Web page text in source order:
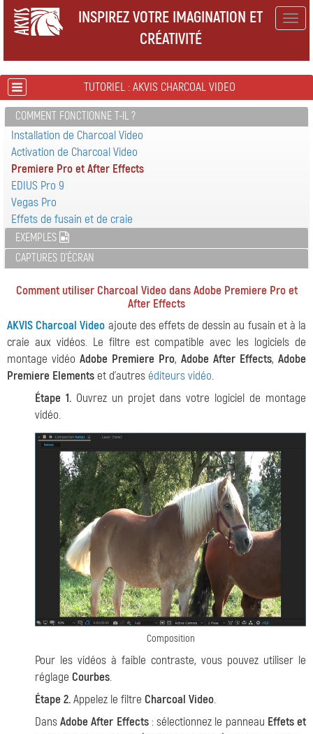
INSPIREZ VOTRE IMAGINATION ET
CRÉATIVITÉ
TUTORIEL : AKVIS CHARCOAL VIDEO
COMMENT FONCTIONNE T-IL ?
Installation de Charcoal Video
Activation de Charcoal Video
Premiere Pro et After Effects
EDIUS Pro 9
Vegas Pro
Effets de fusain et de craie
EXEMPLES
CAPTURES D'ÉCRAN
Comment utiliser Charcoal Video dans Adobe Premiere Pro et
After Effects
AKVIS Charcoal Video ajoute des effets de dessin au fusain et à la
craie aux vidéos. Le filtre est compatible avec les logiciels de
montage vidéo Adobe Premiere Pro, Adobe After Effects, Adobe
Premiere Elements et d'autres éditeurs vidéo.
Étape 1.Ouvrez un projet dans votre logiciel de montage
vidéo.
Composition
Pour les vidéos à faible contraste, vous pouvez utiliser le
réglage Courbes.
Étape 2.Appelez le filtre Charcoal Video.
DansAdobe After Effects: sélectionnez le panneau Effets et